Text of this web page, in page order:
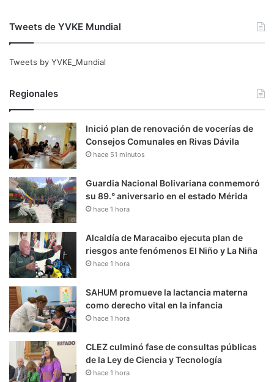
Tweets de YVKE Mundial
Tweets by YVKE_Mundial
Regionales
Inició plan de renovación de vocerías de
Consejos Comunales en Rivas Dávila
hace 51 minutos
Guardia Nacional Bolivariana conmemoró
su 89.° aniversario en el estado Mérida
hace 1 hora
Alcaldía de Maracaibo ejecuta plan de
riesgos ante fenómenos El Niño y La Niña
hace 1 hora
SAHUM promueve la lactancia materna
como derecho vital en la infancia
hace 1 hora
CLEZ culminó fase de consultas públicas
de la Ley de Ciencia y Tecnología
hace 1 hora